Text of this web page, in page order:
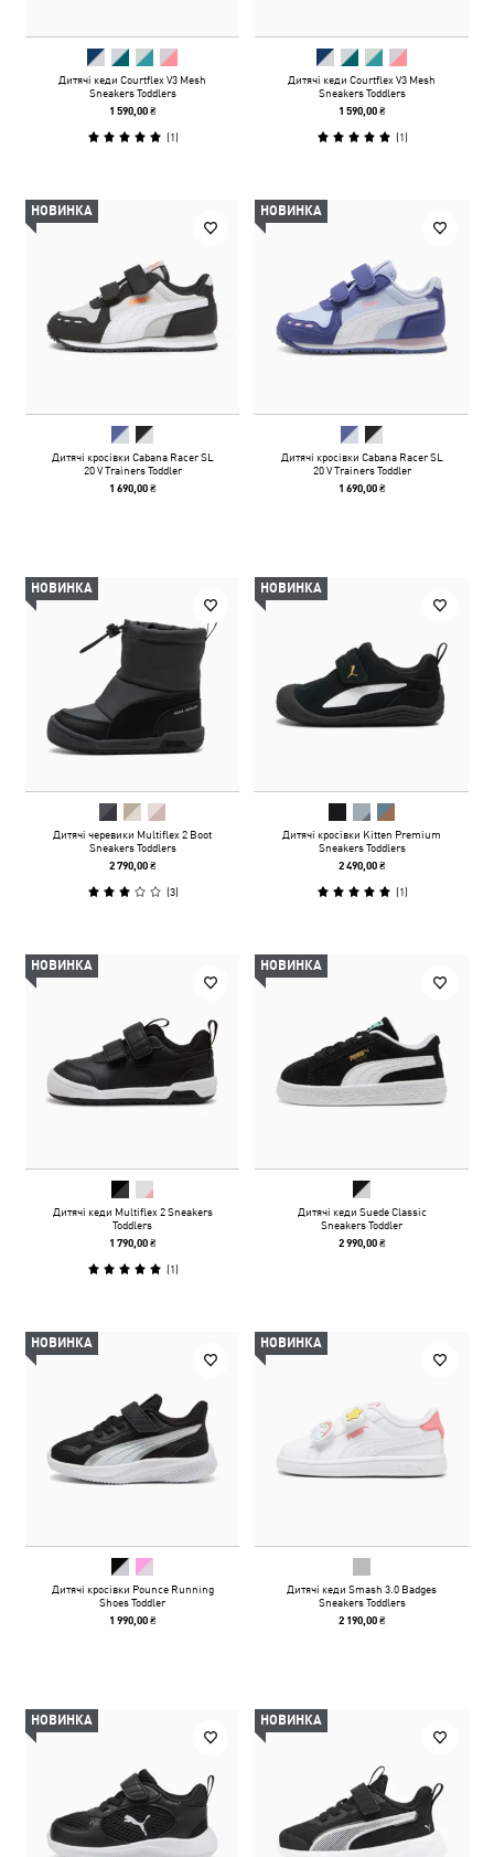
Дитячі кеди Courtflex V3 Mesh
Sneakers Toddlers
1 590,00 ₴
(1)
Дитячі кеди Courtflex V3 Mesh
Sneakers Toddlers
1 590,00 ₴
(1)
НОВИНКА
Дитячі кросівки Cabana Racer SL
20 V Trainers Toddler
1 690,00 ₴
НОВИНКА
Дитячі кросівки Cabana Racer SL
20 V Trainers Toddler
1 690,00 ₴
НОВИНКА
Дитячі черевики Multiflex 2 Boot
Sneakers Toddlers
2 790,00 ₴
(3)
НОВИНКА
Дитячі кросівки Kitten Premium
Sneakers Toddlers
2 490,00 ₴
(1)
НОВИНКА
Дитячі кеди Multiflex 2 Sneakers
Toddlers
1 790,00 ₴
(1)
НОВИНКА
Дитячі кеди Suede Classic
Sneakers Toddler
2 990,00 ₴
НОВИНКА
Дитячі кросівки Pounce Running
Shoes Toddler
1 990,00 ₴
НОВИНКА
Дитячі кеди Smash 3.0 Badges
Sneakers Toddlers
2 190,00 ₴
НОВИНКА НОВИНКА